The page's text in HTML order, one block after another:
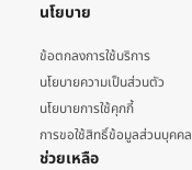
นโยบาย
ข้อตกลงการใช้บริการ
นโยบายความเป็นส่วนตัว
นโยบายการใช้คุกกี้
การขอใช้สิทธิ์ข้อมูลส่วนบุคคล
ช่วยเหลือ